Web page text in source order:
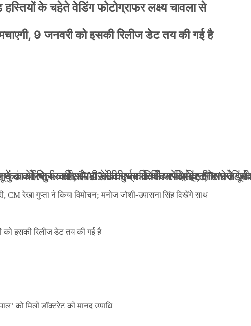
हस्तियों के चहेते वेडिंग फोटोग्राफर लक्ष्य चावला से
9 जनवरी को इसकी रिलीज डेट तय की गई है
को मिली जान से मारने की धमकियाँ : सेलिब्रिटी
कुंज वेलफेयर सोसायटी की कार्यकारिणी अपदस्थ, JDA ने
का पोस्टर जारी, CM रेखा गुप्ता ने किया विमोचन; मनोज
में कंपनी शुरू की और 22 की उम्र तक बन गए इंटरनेशनल
CM रेखा गुप्ता ने किया विमोचन; मनोज जोशी-उपासना सिंह दिखेंगे साथ
इसकी रिलीज डेट तय की गई है
को मिली डॉक्टरेट की मानद उपाधि